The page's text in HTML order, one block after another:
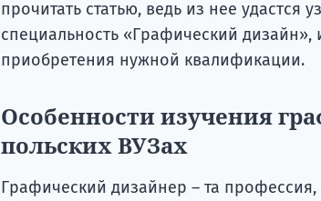
прочитать статью, ведь из нее удастся
специальность «Графический дизайн»,
приобретения нужной квалификации.
Особенности изучения
польских ВУЗах
Графический дизайнер – та